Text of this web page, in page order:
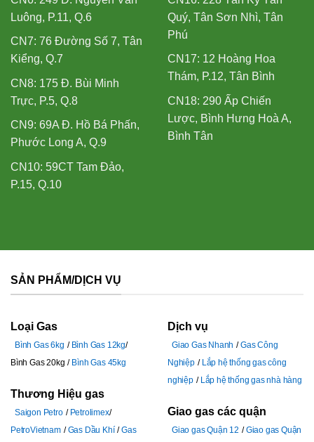
Luông, P.11, Q.6
CN7: 76 Đường Số 7, Tân
Kiểng, Q.7
CN8: 175 Đ. Bùi Minh
Trực, P.5, Q.8
CN9: 69A Đ. Hồ Bá Phấn,
Phước Long A, Q.9
CN10: 59CT Tam Đảo,
P.15, Q.10
Quý, Tân Sơn Nhì, Tân
Phú
CN17: 12 Hoàng Hoa
Thám, P.12, Tân Bình
CN18: 290 Ấp Chiến
Lược, Bình Hưng Hoà A,
Bình Tân
SẢN PHẨM/DỊCH VỤ
Loại Gas
Bình Gas 6kg
Bình Gas 12kg
Bình Gas 20kg
Bình Gas 45kg
Thương Hiệu gas
Saigon Petro
Petrolimex
PetroVietnam
Gas Dầu Khí
Gas
Dịch vụ
Giao Gas Nhanh
Gas Công
Nghiệp
Lắp hệ thống gas công
nghiệp
Lắp hệ thống gas nhà hàng
Giao gas các quận
Giao gas Quận 12
Giao gas Quận